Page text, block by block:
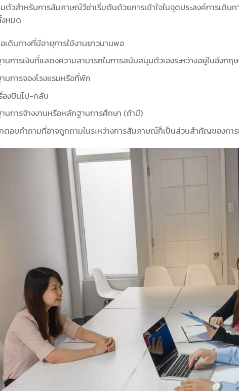
ตัวสำหรับการสัมภาษณ์วีซ่าเริ่มต้นด้วยการเข้าใจในจุดประสงค์การเดิ
งหมด
เดินทางที่มีอายุการใช้งานยาวนานพอ
นการเงินที่แสดงความสามารถในการสนับสนุนตัวเองระหว่างอยู่ในอังกฤษ
นการจองโรงแรมหรือที่พัก
องบินไป-กลับ
นการจ้างงานหรือหลักฐานการศึกษา (ถ้ามี)
ตอบคำถามที่อาจถูกถามในระหว่างการสัมภาษณ์ก็เป็นส่วนสำคัญของกา